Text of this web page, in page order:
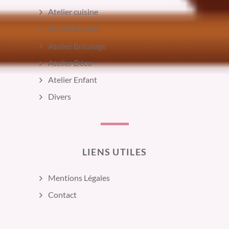
Atelier cuisine
Atelier Beauté
Atelier Bricolage
Atelier Déco
Atelier Enfant
Divers
LIENS UTILES
Mentions Légales
Contact